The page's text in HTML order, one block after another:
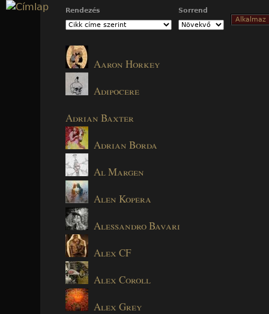
Jump to navigation
Rendezés Sorrend
Aaron Horkey
Adipocere
Adrian Baxter
Adrian Borda
Al Margen
Alen Kopera
Alessandro Bavari
Alex CF
Alex Coroll
Alex Grey